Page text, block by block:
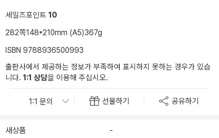
세일즈포인트 10
282쪽148*210mm (A5)367g
ISBN 9788936500993
출판사에서 제공하는 정보가 부족하여 표시하지 못하는 경우가 있습
니다. 1:1 상담을 이용해 주십시오.
선물하기 공유하기
새상품
-